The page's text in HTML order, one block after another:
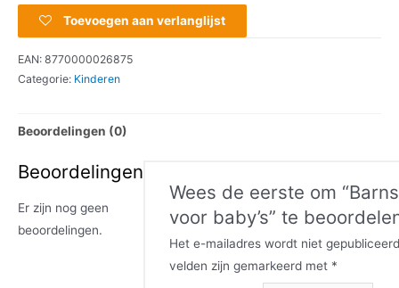
Toevoegen aan verlanglijst
EAN: 8770000026875
Categorie: Kinderen
Beoordelingen (0)
Beoordelingen
Er zijn nog geen
beoordelingen.
Wees de eerste om
voor baby’s” te
Het e-mailadres wordt niet
velden zijn gemarkeerd met *